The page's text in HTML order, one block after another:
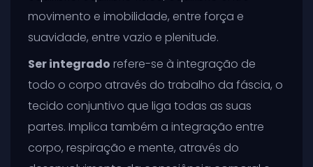
movimento e imobilidade, entre força e
suavidade, entre vazio e plenitude.
Ser integrado refere-se à integração de
todo o corpo através do trabalho da fáscia, o
tecido conjuntivo que liga todas as suas
partes. Implica também a integração entre
corpo, respiração e mente, através do